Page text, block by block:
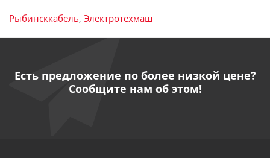
Рыбинсккабель, Электротехмаш
Есть предложение по более низкой цене?
Сообщите нам об этом!